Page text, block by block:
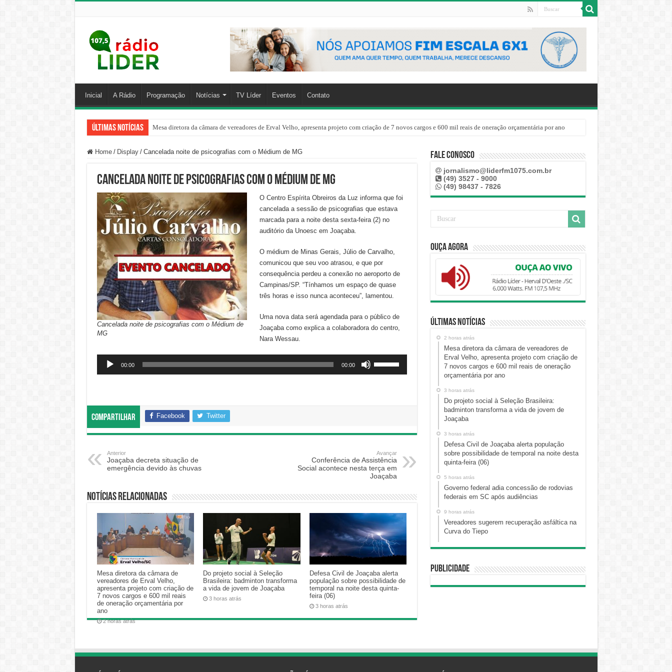
Inicial A Rádio Programação Notícias TV Líder Eventos Contato
Últimas Notícias Mesa diretora da câmara de vereadores de Erval Velho, apresenta projeto com criação de 7 novos cargos e 600 mil reais de oneração orçamentária por ano
Home / Display / Cancelada noite de psicografias com o Médium de MG
Cancelada noite de psicografias com o Médium de MG
Cancelada noite de psicografias com o Médium de
MG
O Centro Espírita Obreiros da Luz informa que foi
cancelada a sessão de psicografias que estava
marcada para a noite desta sexta-feira (2) no
auditório da Unoesc em Joaçaba.
O médium de Minas Gerais, Júlio de Carvalho,
comunicou que seu voo atrasou, e que por
consequência perdeu a conexão no aeroporto de
Campinas/SP. “Tínhamos um espaço de quase
três horas e isso nunca aconteceu”, lamentou.
Uma nova data será agendada para o público de
Joaçaba como explica a colaboradora do centro,
Nara Wessau.
Tocador
00:00 00:00
baixo
aumentar
ou
diminuir
volume.
Compartilhar Facebook Twitter
Anterior
Joaçaba decreta situação de
emergência devido às chuvas
Avançar
Conferência de Assistência
Social acontece nesta terça em
Joaçaba
Notícias relacionadas
Mesa diretora da câmara de
vereadores de Erval Velho,
apresenta projeto com criação de
7 novos cargos e 600 mil reais
de oneração orçamentária por
ano
2 horas atrás
Do projeto social à Seleção
Brasileira: badminton transforma
a vida de jovem de Joaçaba
3 horas atrás
Defesa Civil de Joaçaba alerta
população sobre possibilidade de
temporal na noite desta quinta-
feira (06)
3 horas atrás
Fale Conosco
jornalismo@liderfm1075.com.br
(49) 3527 - 9000
(49) 98437 - 7826
Ouça Agora
Últimas Notícias
2 horas atrás
Mesa diretora da câmara de vereadores de
Erval Velho, apresenta projeto com criação de
7 novos cargos e 600 mil reais de oneração
orçamentária por ano
3 horas atrás
Do projeto social à Seleção Brasileira:
badminton transforma a vida de jovem de
Joaçaba
3 horas atrás
Defesa Civil de Joaçaba alerta população
sobre possibilidade de temporal na noite desta
quinta-feira (06)
5 horas atrás
Governo federal adia concessão de rodovias
federais em SC após audiências
9 horas atrás
Vereadores sugerem recuperação asfáltica na
Curva do Tiepo
Publicidade